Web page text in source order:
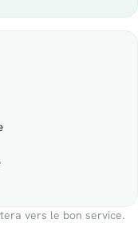
vers le bon service.